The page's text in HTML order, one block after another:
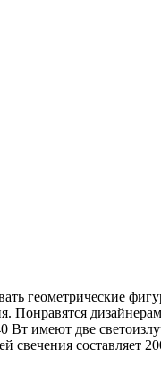
геометрические
Понравятся
Вт имеют две
составляет